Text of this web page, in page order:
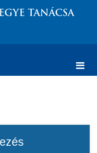
TANÁCSA